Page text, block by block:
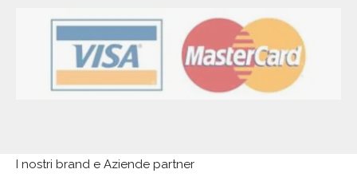
I nostri brand e Aziende partner